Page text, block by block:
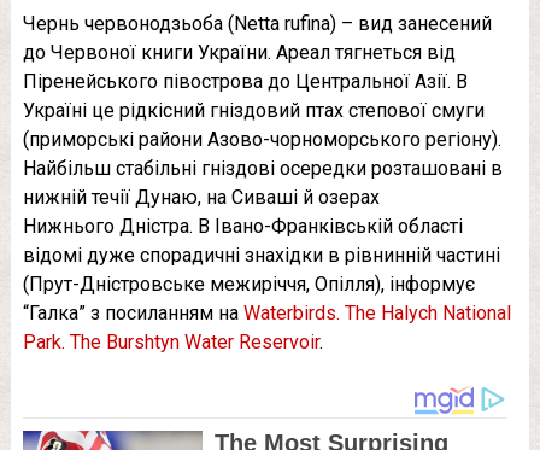
Чернь червонодзьоба (Netta rufina) – вид занесений
до Червоної книги України. Ареал тягнеться від
Піренейського півострова до Центральної Азії. В
Україні це рідкісний гніздовий птах степової смуги
(приморські райони Азово-чорноморського регіону).
Найбільш стабільні гніздові осередки розташовані в
нижній течії Дунаю, на Сиваші й озерах
Нижнього Дністра. В Івано-Франківській області
відомі дуже спорадичні знахідки в рівнинній частині
(Прут-Дністровське межиріччя, Опілля), інформує
“Галка” з посиланням на Waterbirds. The Halych National
Park. The Burshtyn Water Reservoir.